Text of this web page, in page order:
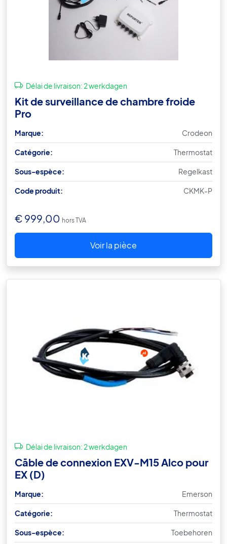
Délai de livraison:2 werkdagen
Kit de surveillance de chambre froide
Pro
Marque: Crodeon
Catégorie: Thermostat
Sous-espèce: Regelkast
Code produit: CKMK-P
€ 999,00 hors TVA
Voir la pièce
Délai de livraison:2 werkdagen
Cāble de connexion EXV-M15 Alco pour
EX (D)
Marque: Emerson
Catégorie: Thermostat
Sous-espèce: Toebehoren